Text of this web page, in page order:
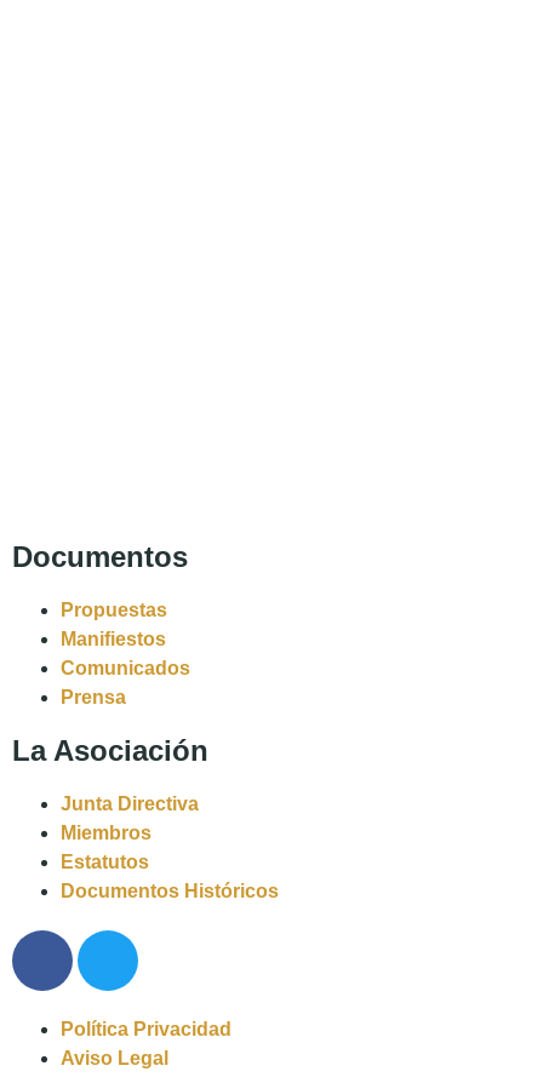
Documentos
Propuestas
Manifiestos
Comunicados
Prensa
La Asociación
Junta Directiva
Miembros
Estatutos
Documentos Históricos
Política Privacidad
Aviso Legal